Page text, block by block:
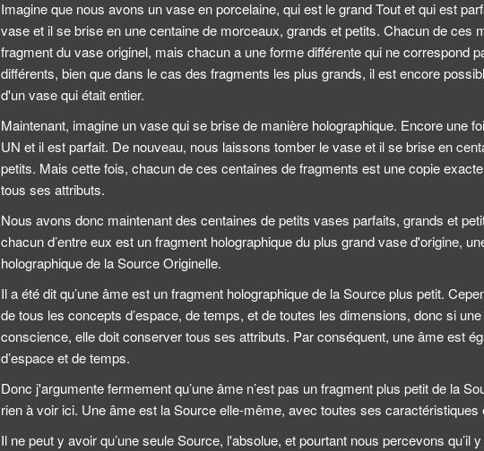
Imagine que nous avons un vase en porcelaine, qui est le grand Tout et qui est
vase et il se brise en une centaine de morceaux, grands et petits. Chacun de ces
fragment du vase originel, mais chacun a une forme différente qui ne correspond
différents, bien que dans le cas des fragments les plus grands, il est encore
d'un vase qui était entier.
Maintenant, imagine un vase qui se brise de manière holographique. Encore une
UN et il est parfait. De nouveau, nous laissons tomber le vase et il se brise en
petits. Mais cette fois, chacun de ces centaines de fragments est une copie
tous ses attributs.
Nous avons donc maintenant des centaines de petits vases parfaits, grands et
chacun d’entre eux est un fragment holographique du plus grand vase d'origine,
holographique de la Source Originelle.
Il a été dit qu’une âme est un fragment holographique de la Source plus petit.
de tous les concepts d’espace, de temps, et de toutes les dimensions, donc si
conscience, elle doit conserver tous ses attributs. Par conséquent, une âme est
d’espace et de temps.
Donc j'argumente fermement qu’une âme n’est pas un fragment plus petit de la
rien à voir ici. Une âme est la Source elle-même, avec toutes ses caractéristiques
Il ne peut y avoir qu’une seule Source, l'absolue, et pourtant nous percevons qu’il